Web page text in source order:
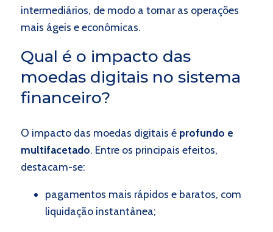
intermediários, de modo a tornar as operações
mais ágeis e econômicas.
Qual é o impacto das
moedas digitais no sistema
financeiro?
O impacto das moedas digitais é profundo e
multifacetado. Entre os principais efeitos,
destacam-se:
pagamentos mais rápidos e baratos, com
liquidação instantânea;